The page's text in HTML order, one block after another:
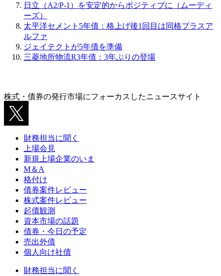
日立（A2/P-1）を安定的からポジティブに（ムーディ
ーズ）
太平洋セメント5年債：格上げ後1回目は同格プラスア
ルファ
ジェイテクトが5年債を準備
三菱地所物流R3年債：3年ぶりの登場
株式・債券の発行市場にフォーカスしたニュースサイト
財務担当に聞く
上場会見
新規上場企業のいま
M＆A
格付け
債券案件レビュー
株式案件レビュー
起債観測
資本市場の話題
債券・今日の予定
売出外債
個人向け社債
財務担当に聞く